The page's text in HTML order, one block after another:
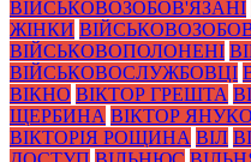
ВІЙСЬКОВОЗОБОВ'ЯЗАНІ
ЖІНКИ
ВІЙСЬКОВОПОЛОНЕНІ
ВІЙСЬКОВОСЛУЖБОВЦІ
ВІКНО ВІКТОР ГРЕШТА
ЩЕРБИНА ВІКТОР
ВІКТОРІЯ РОЩИНА ВІЛ